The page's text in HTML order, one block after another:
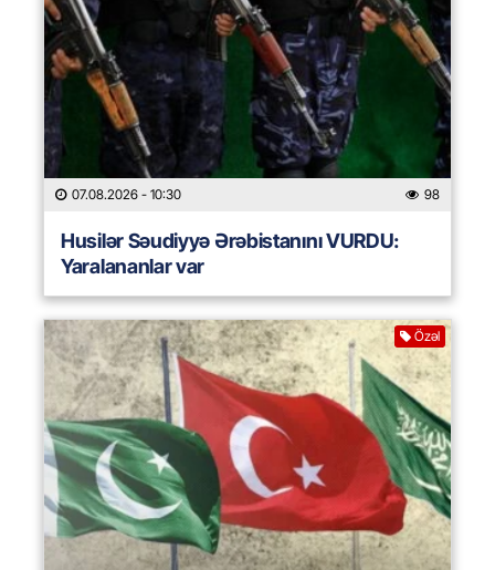
07.08.2026 - 10:30 98
Husilər Səudiyyə Ərəbistanını VURDU:
Yaralananlar var
Özəl